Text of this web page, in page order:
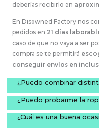
deberías recibirlo en
En Disowned Factory nos
pedidos en 21 días
caso de que no vaya a ser
compra se te permitirá
conseguir envíos en
¿Puedo combinar
¿Puedo probarme la
¿Cuál es una buena